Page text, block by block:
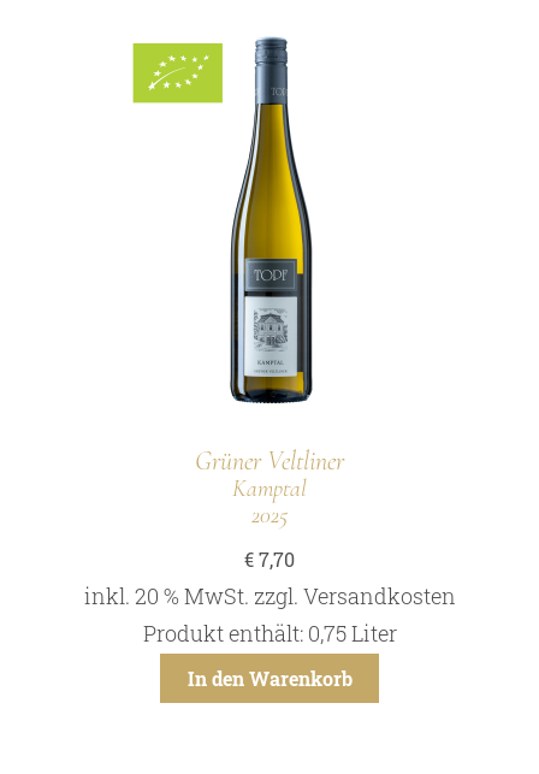
Weine
Guts- und Gebietsweine
Ortsweine
Lagenweine
Erste Lagen
Schaumweine
Säfte & Spirituosen
Service
Online Shop
Bezugsquellen
Ausgezeichnetes
Aktuelles
Grüner Veltliner
Kamptal
2025
€7,70
inkl. 20 % MwSt. zzgl. Versandkosten
Produkt enthält: 0,75Liter
In den Warenkorb